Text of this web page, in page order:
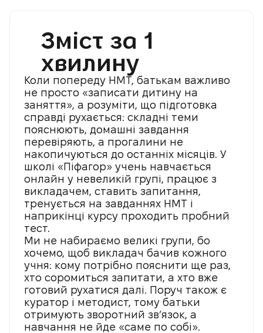
Зміст за 1
хвилину
Коли попереду НМТ, батькам важливо
не просто «записати дитину на
заняття», а розуміти, що підготовка
справді рухається: складні теми
пояснюють, домашні завдання
перевіряють, а прогалини не
накопичуються до останніх місяців. У
школі «Піфагор» учень навчається
онлайн у невеликій групі, працює з
викладачем, ставить запитання,
тренується на завданнях НМТ і
наприкінці курсу проходить пробний
тест.
Ми не набираємо великі групи, бо
хочемо, щоб викладач бачив кожного
учня: кому потрібно пояснити ще раз,
хто соромиться запитати, а хто вже
готовий рухатися далі. Поруч також є
куратор і методист, тому батьки
отримують зворотний зв’язок, а
навчання не йде «саме по собі».